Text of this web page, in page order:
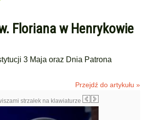
Floriana w Henrykowie
3 Maja oraz Dnia Patrona
Przejdź do artykułu »
strzałek na klawiaturze